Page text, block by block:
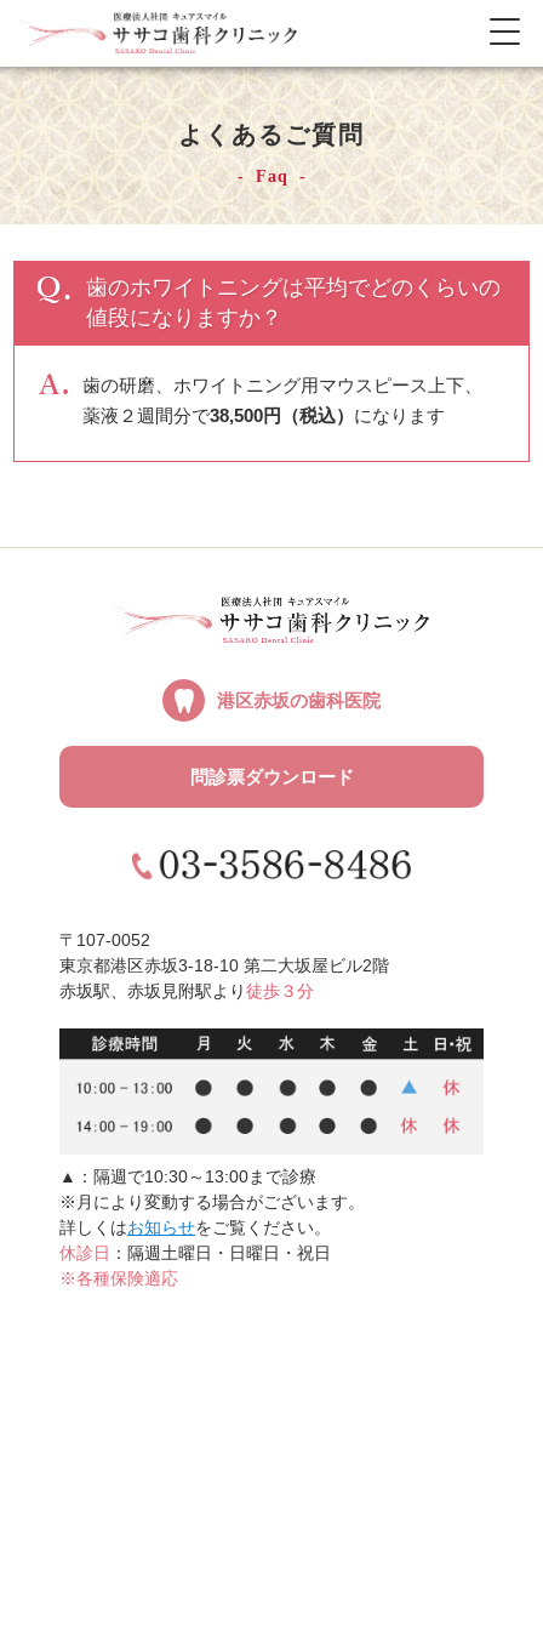
メ
ュ
ー
の
開
閉
よくあるご質問
Faq
歯のホワイトニングは平均でどのくらいの
値段になりますか？
歯の研磨、ホワイトニング用マウスピース上下、
薬液２週間分で38,500円 （税込） になります
港区赤坂の歯科医院
問診票ダウンロード
〒107-0052
東京都港区赤坂3-18-10 第二大坂屋ビル2階
赤坂駅、赤坂見附駅より徒歩３分
▲ ：隔週で10:30～13:00まで診療
※月により変動する場合がございます。
詳しくはお知らせをご覧ください。
休診日 ：隔週土曜日・日曜日・祝日
※各種保険適応